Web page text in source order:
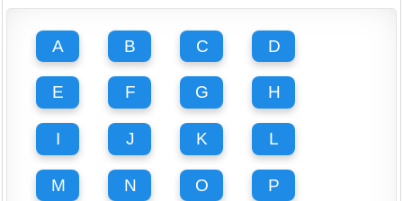
A B C D
E F G H
I J K L
M N O P